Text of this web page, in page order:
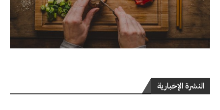
النشرة الإخبارية